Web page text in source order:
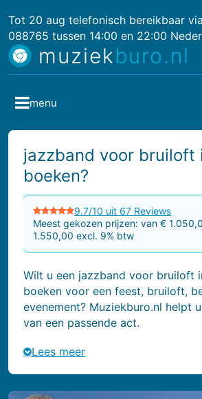
Tot 20 aug telefonisch bereikbaar
088765 tussen 14:00 en 22:00
muziekburo.nl
jazzband voor bruiloft
boeken?
9.7/10 uit 67 Reviews
Meest gekozen prijzen: van €
1.550,00 excl. 9% btw
Wilt u een jazzband voor bruiloft
boeken voor een feest, bruiloft,
evenement? Muziekburo.nl helpt
van een passende act.
Lees meer
menu